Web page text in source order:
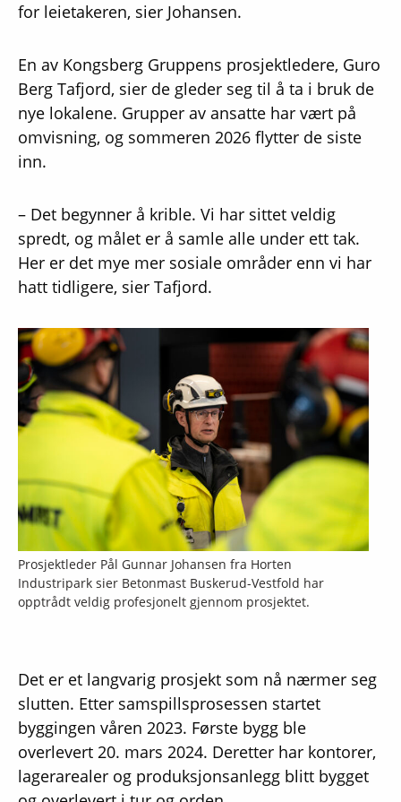
for leietakeren, sier Johansen.
En av Kongsberg Gruppens prosjektledere, Guro
Berg Tafjord, sier de gleder seg til å ta i bruk de
nye lokalene. Grupper av ansatte har vært på
omvisning, og sommeren 2026 flytter de siste
inn.
– Det begynner å krible. Vi har sittet veldig
spredt, og målet er å samle alle under ett tak.
Her er det mye mer sosiale områder enn vi har
hatt tidligere, sier Tafjord.
Prosjektleder Pål Gunnar Johansen fra Horten
Industripark sier Betonmast Buskerud-Vestfold har
opptrådt veldig profesjonelt gjennom prosjektet.
Det er et langvarig prosjekt som nå nærmer seg
slutten. Etter samspillsprosessen startet
byggingen våren 2023. Første bygg ble
overlevert 20. mars 2024. Deretter har kontorer,
lagerarealer og produksjonsanlegg blitt bygget